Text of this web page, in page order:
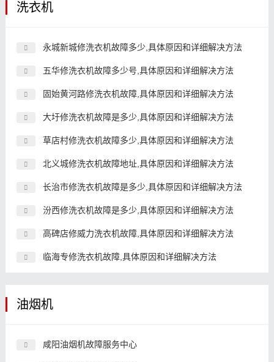
洗衣机
永城新城修洗衣机故障多少,具体原因和详细解决方法
五华修洗衣机故障多少号,具体原因和详细解决方法
固始黄河路修洗衣机故障,具体原因和详细解决方法
大圩修洗衣机故障是多少,具体原因和详细解决方法
草店村修洗衣机故障多少,具体原因和详细解决方法
北义城修洗衣机故障地址,具体原因和详细解决方法
长治市修洗衣机故障是多少,具体原因和详细解决方法
汾西修洗衣机故障是多少,具体原因和详细解决方法
高碑店修威力洗衣机故障,具体原因和详细解决方法
临海专修洗衣机故障,具体原因和详细解决方法
油烟机
咸阳油烟机故障服务中心